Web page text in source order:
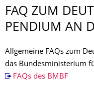
FAQ ZUM
PENDIUM AN
Allgemeine FAQs zum
das Bundesministerium
FAQs des BMBF